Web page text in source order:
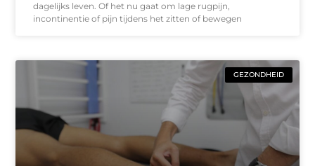
dagelijks leven. Of het nu gaat om lage rugpijn,
incontinentie of pijn tijdens het zitten of bewegen
GEZONDHEID